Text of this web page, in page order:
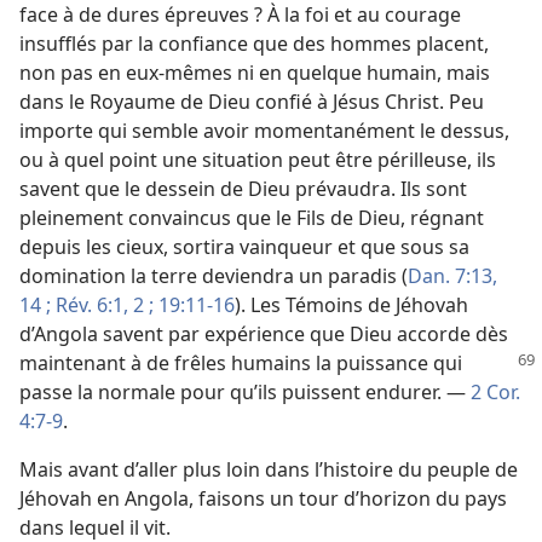
face à de dures épreuves ? À la foi et au courage
insufflés par la confiance que des hommes placent,
non pas en eux-​mêmes ni en quelque humain, mais
dans le Royaume de Dieu confié à Jésus Christ. Peu
importe qui semble avoir momentanément le dessus,
ou à quel point une situation peut être périlleuse, ils
savent que le dessein de Dieu prévaudra. Ils sont
pleinement convaincus que le Fils de Dieu, régnant
depuis les cieux, sortira vainqueur et que sous sa
domination la terre deviendra un paradis (Dan. 7:13,
14 ; Rév. 6:1, 2 ; 19:11-16). Les Témoins de Jéhovah
d’Angola savent par expérience que Dieu accorde dès
maintenant à de frêles humains la puissance qui
passe la normale pour qu’ils puissent endurer. —2 Cor.
4:7-9.
Mais avant d’aller plus loin dans l’histoire du peuple de
Jéhovah en Angola, faisons un tour d’horizon du pays
dans lequel il vit.